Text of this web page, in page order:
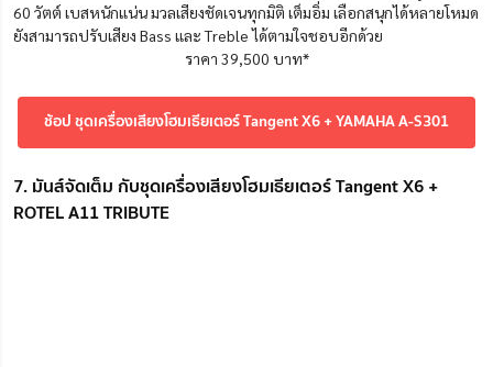
60 วัตต์ เบสหนักแน่น มวลเสียงชัดเจนทุกมิติ เต็มอิ่ม เลือกสนุกได้หลายโหมด
ยังสามารถปรับเสียง Bass และ Treble ได้ตามใจชอบอีกด้วย
ราคา 39,500 บาท*
ช้อป ชุดเครื่องเสียงโฮมเธียเตอร์ Tangent X6 + YAMAHA A-S301
7. มันส์จัดเต็ม กับชุดเครื่องเสียงโฮมเธียเตอร์ Tangent X6 +
ROTEL A11 TRIBUTE